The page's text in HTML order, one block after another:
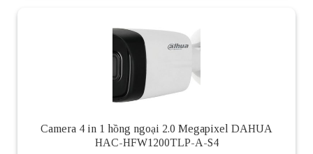
Camera 4 in 1 hồng ngoại 2.0 Megapixel DAHUA
HAC-HFW1200TLP-A-S4